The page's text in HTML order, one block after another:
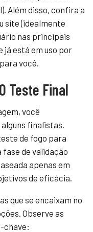
Além disso, confira a
site (idealmente
nas principais
já está em uso por
você.
Teste Final
você
finalistas.
de fogo para
de validação
apenas em
de eficácia.
que se encaixam no
Observe as
chave: